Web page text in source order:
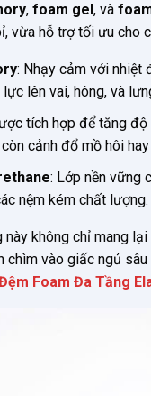
, foam gel , và
vừa hỗ trợ tối ưu cho
: Nhạy cảm với nhiệt
lực lên vai, hông, và
tích hợp để tăng độ
còn cảnh đổ mồ hôi
: Lớp nền vững
nệm kém chất lượng.
này không chỉ mang
chìm vào giấc ngủ
Foam Đa Tầng